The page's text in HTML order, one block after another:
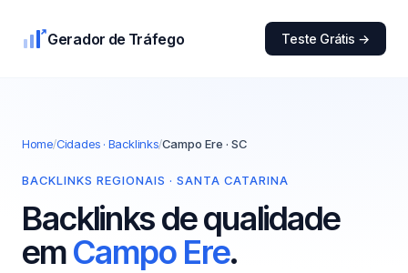
Gerador de Tráfego Teste Grátis →
Home/Cidades · Backlinks/Campo Ere · SC
BACKLINKS REGIONAIS · SANTA CATARINA
Backlinks de qualidade
emCampo Ere.